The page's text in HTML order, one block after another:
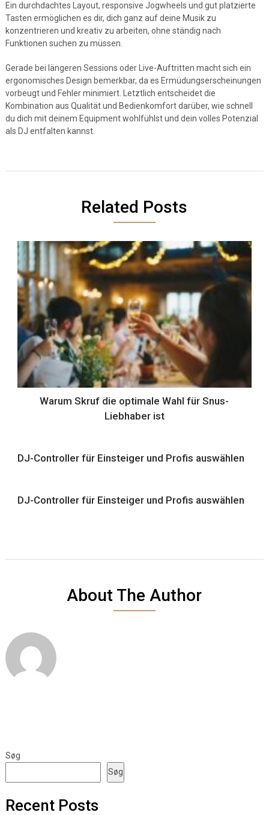
Ein durchdachtes Layout, responsive Jogwheels und gut platzierte
Tasten ermöglichen es dir, dich ganz auf deine Musik zu
konzentrieren und kreativ zu arbeiten, ohne ständig nach
Funktionen suchen zu müssen.
Gerade bei längeren Sessions oder Live-Auftritten macht sich ein
ergonomisches Design bemerkbar, da es Ermüdungserscheinungen
vorbeugt und Fehler minimiert. Letztlich entscheidet die
Kombination aus Qualität und Bedienkomfort darüber, wie schnell
du dich mit deinem Equipment wohlfühlst und dein volles Potenzial
als DJ entfalten kannst.
Related Posts
Warum Skruf die optimale Wahl für Snus-
Liebhaber ist
DJ-Controller für Einsteiger und Profis auswählen
DJ-Controller für Einsteiger und Profis auswählen
About The Author
Søg
Søg
Recent Posts